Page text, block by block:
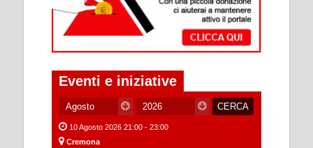
Eventi e iniziative
10 Agosto 2026 21:00 - 23:00
Cremona